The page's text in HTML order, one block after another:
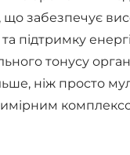
що забезпечує
підтримку
тонусу
ніж просто